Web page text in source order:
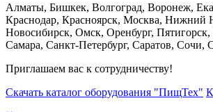
Алматы, Бишкек, Волгоград, Воронеж,
Краснодар, Красноярск, Москва, Нижний
Новосибирск, Омск, Оренбург, Пятигорск,
Самара, Санкт-Петербург, Саратов, Сочи,
Приглашаем вас к сотрудничеству!
Скачать каталог оборудования "ПищТех"